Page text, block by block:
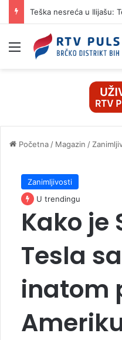
Izbornik
Početna / Magazin /
Zanimljivosti
U trendingu
Kako je
Tesla
inatom